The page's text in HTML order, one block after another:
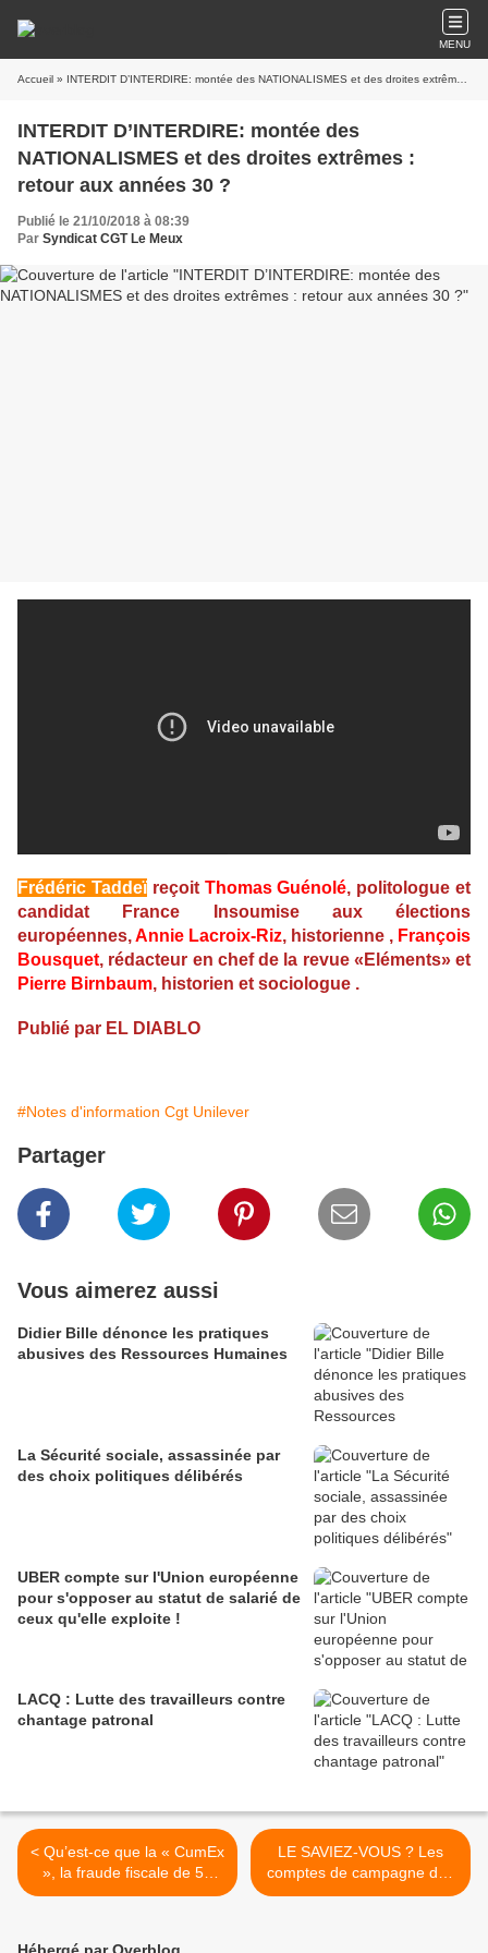
MENU
Accueil » INTERDIT D’INTERDIRE: montée des NATIONALISMES et des droites extrêmes : retour aux années 30 ?
INTERDIT D’INTERDIRE: montée des
NATIONALISMES et des droites extrêmes :
retour aux années 30 ?
Publié le 21/10/2018 à 08:39
Par Syndicat CGT Le Meux
Frédéric Taddeïreçoit Thomas Guénolé, politologue et
candidat France Insoumise aux élections
européennes,Annie Lacroix-Riz, historienne , François
Bousquet, rédacteur en chef de la revue «Eléments» et
Pierre Birnbaum, historien et sociologue .
Publié par EL DIABLO
#Notes d'information Cgt Unilever
Partager
Vous aimerez aussi
Didier Bille dénonce les pratiques
abusives des Ressources Humaines
La Sécurité sociale, assassinée par
des choix politiques délibérés
UBER compte sur l'Union européenne
pour s'opposer au statut de salarié de
ceux qu'elle exploite !
LACQ : Lutte des travailleurs contre
chantage patronal
< Qu’est-ce que la « CumEx
», la fraude fiscale de 55
milliards d’euros ?
LE SAVIEZ-VOUS ? Les
comptes de campagne des
CANDIDATS à la